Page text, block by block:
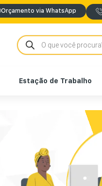
Orçamento via WhatsApp
Estação de Trabalho